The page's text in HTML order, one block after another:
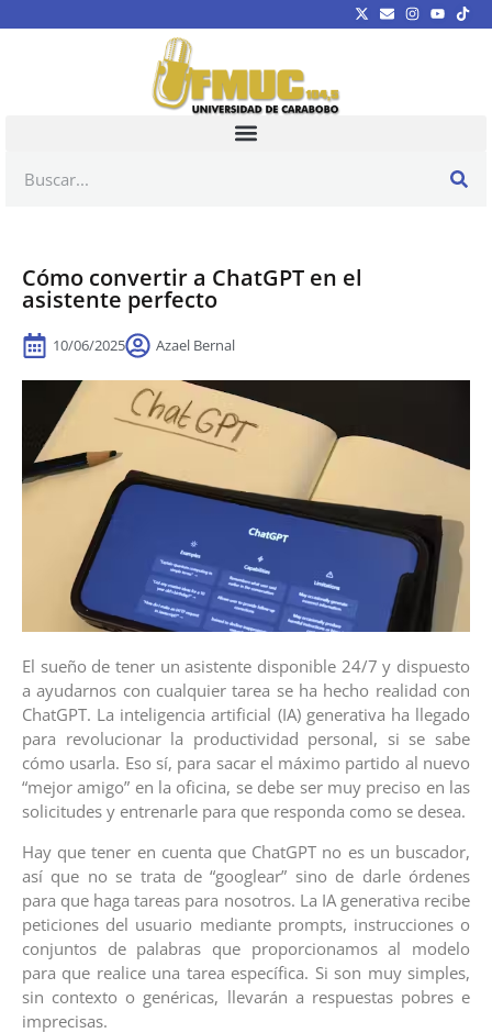
Cómo convertir a ChatGPT en el
asistente perfecto
10/06/2025 Azael Bernal
El sueño de tener un asistente disponible 24/7 y dispuesto
a ayudarnos con cualquier tarea se ha hecho realidad con
ChatGPT. La inteligencia artificial (IA) generativa ha llegado
para revolucionar la productividad personal, si se sabe
cómo usarla. Eso sí, para sacar el máximo partido al nuevo
“mejor amigo” en la oficina, se debe ser muy preciso en las
solicitudes y entrenarle para que responda como se desea.
Hay que tener en cuenta que ChatGPT no es un buscador,
así que no se trata de “googlear” sino de darle órdenes
para que haga tareas para nosotros. La IA generativa recibe
peticiones del usuario mediante prompts, instrucciones o
conjuntos de palabras que proporcionamos al modelo
para que realice una tarea específica. Si son muy simples,
sin contexto o genéricas, llevarán a respuestas pobres e
imprecisas.